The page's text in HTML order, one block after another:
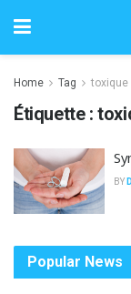
Home Tag toxique
Étiquette :
BY
Popular News